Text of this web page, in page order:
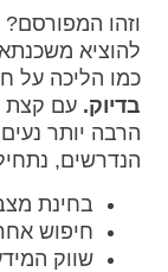
וזהו המפורסם?
להוציא
כמו הליכה על
בדיוק. עם קצת
הרבה יותר
הנדרשים,
בחינת
חיפוש
שווק